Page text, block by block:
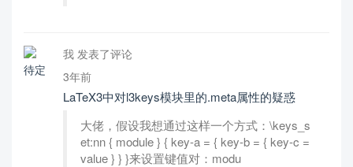
我 发表了评论
3年前
LaTeX3中对l3keys模块里的.meta属性的疑惑
大佬，假设我想通过这样一个方式：\keys_s
et:nn { module } { key-a = { key-b = { key-c =
value } } }来设置键值对：modu